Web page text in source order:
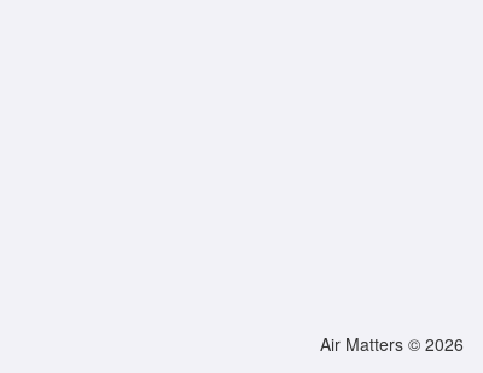
Air Matters © 2026